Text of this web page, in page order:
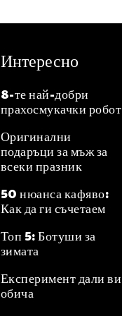
Интересно
8-те най-добри
прахосмукачки робот
Оригинални
подаръци за мъж за
всеки празник
50 нюанса кафяво:
Как да ги съчетаем
Топ 5: Ботуши за
зимата
Експеримент дали ви
обича